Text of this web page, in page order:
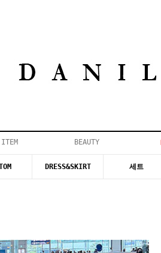
BEAUTY
DRESS&SKIRT 세트